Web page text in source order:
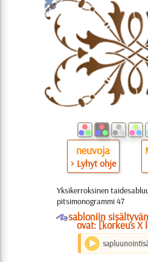
neuvoja
> Lyhyt ohje
Yksikerroksinen
pitsimonogrammi 47
Osabloniin
ovat: [korkeus X